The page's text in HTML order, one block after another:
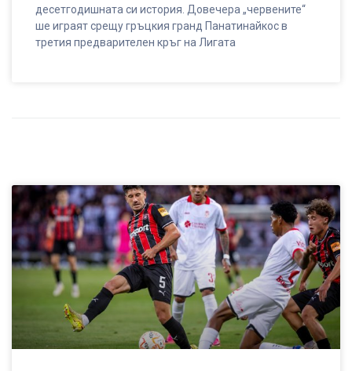
десетгодишната си история. Довечера „червените“
ше играят срещу гръцкия гранд Панатинайкос в
третия предварителен кръг на Лигата